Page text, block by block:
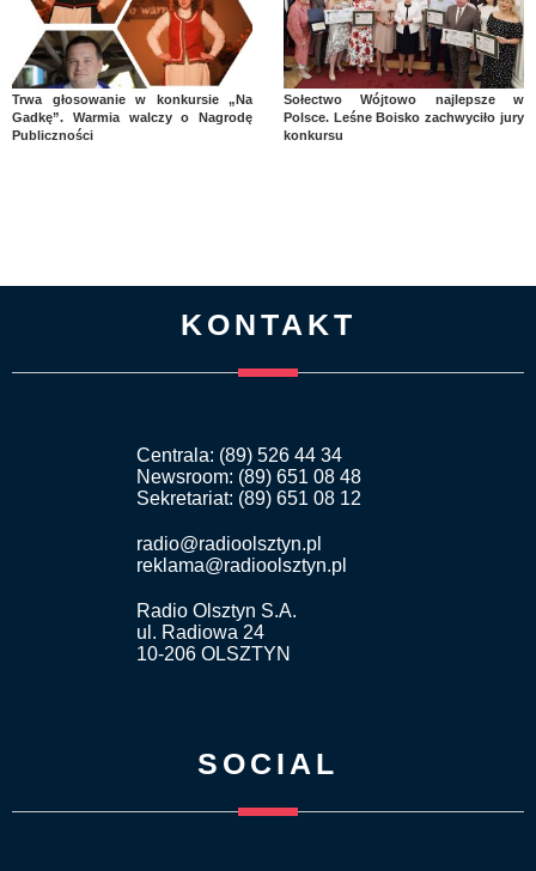
Trwa głosowanie w konkursie „Na
Gadkę”. Warmia walczy o Nagrodę
Publiczności
Sołectwo Wójtowo najlepsze w
Polsce. Leśne Boisko zachwyciło jury
konkursu
KONTAKT
Centrala: (89) 526 44 34
Newsroom: (89) 651 08 48
Sekretariat: (89) 651 08 12
radio@radioolsztyn.pl
reklama@radioolsztyn.pl
Radio Olsztyn S.A.
ul. Radiowa 24
10-206 OLSZTYN
SOCIAL